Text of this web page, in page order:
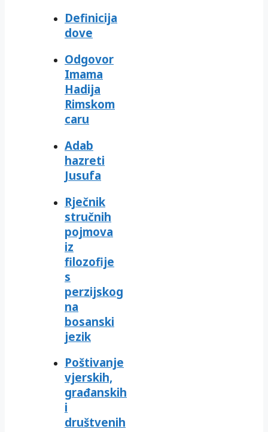
Definicija
dove
Odgovor
Imama
Hadija
Rimskom
caru
Adab
hazreti
Jusufa
Rječnik
stručnih
pojmova
iz
filozofije
s
perzijskog
na
bosanski
jezik
Poštivanje
vjerskih,
građanskih
i
društvenih